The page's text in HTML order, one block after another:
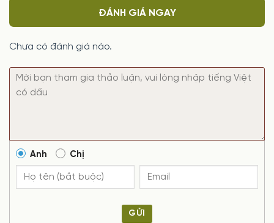
ĐÁNH GIÁ NGAY
Chưa có đánh giá nào.
Anh Chị
GỬI